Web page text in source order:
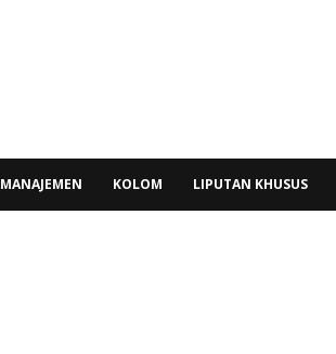
MANAJEMEN KOLOM LIPUTAN KHUSUS